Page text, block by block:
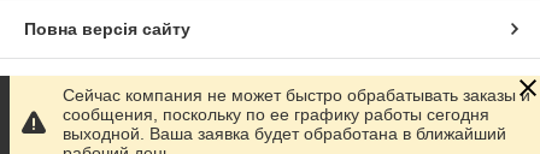
Повна версія сайту
Сайт створено на маркетплейсі Prom.ua
Політика конфіденційності
Сейчас компания не может быстро обрабатывать заказы и
сообщения, поскольку по ее графику работы сегодня
выходной. Ваша заявка будет обработана в ближайший